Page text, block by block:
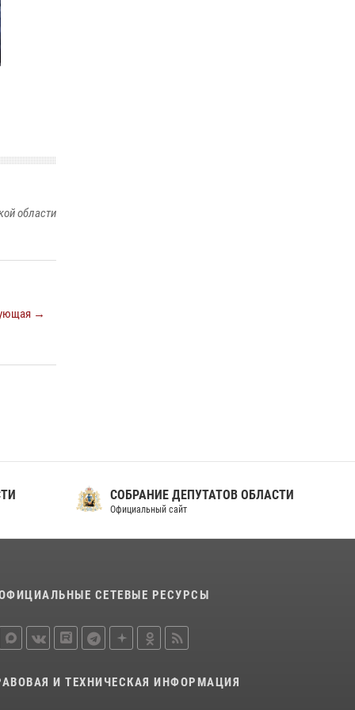
области
→
СОБРАНИЕ ДЕПУТАТОВ ОБЛАСТИ
Официальный сайт
СЕТЕВЫЕ РЕСУРСЫ
И ТЕХНИЧЕСКАЯ ИНФОРМАЦИЯ